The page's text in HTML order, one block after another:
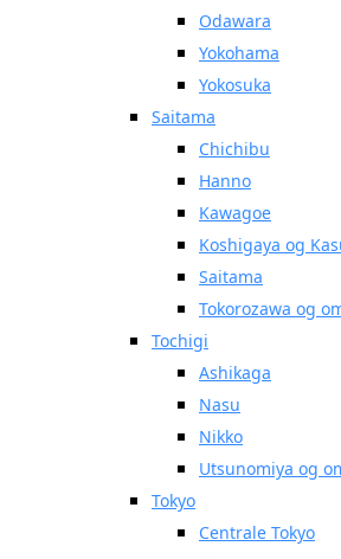
Odawara
Yokohama
Yokosuka
Saitama
Chichibu
Hanno
Kawagoe
Koshigaya og
Saitama
Tokorozawa og
Tochigi
Ashikaga
Nasu
Nikko
Utsunomiya og
Tokyo
Centrale Tokyo